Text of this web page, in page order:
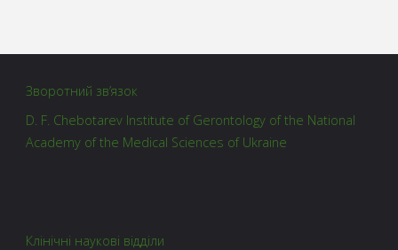
Зворотний зв’язок
D. F. Chebotarev Institute of Gerontology of the National
Academy of the Medical Sciences of Ukraine
Клінічні наукові відділи